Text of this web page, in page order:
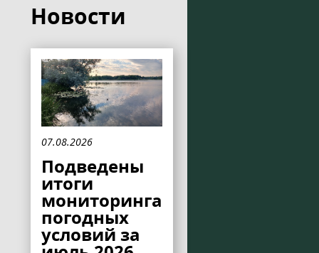
Новости
07.08.2026
Подведены
итоги
мониторинга
погодных
условий за